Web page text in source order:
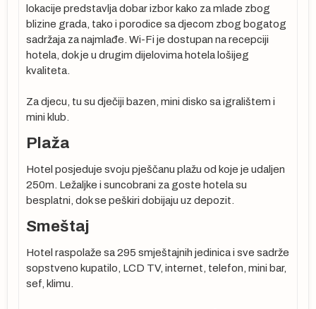
lokacije predstavlja dobar izbor kako za mlade zbog
blizine grada, tako i porodice sa djecom zbog bogatog
sadržaja za najmlađe. Wi-Fi je dostupan na recepciji
hotela, dok je u drugim dijelovima hotela lošijeg
kvaliteta.
Za djecu, tu su dječiji bazen, mini disko sa igralištem i
mini klub.
Plaža
Hotel posjeduje svoju pješčanu plažu od koje je udaljen
250m. Ležaljke i suncobrani za goste hotela su
besplatni, dok se peškiri dobijaju uz depozit.
Smeštaj
Hotel raspolaže sa 295 smještajnih jedinica i sve sadrže
sopstveno kupatilo, LCD TV, internet, telefon, mini bar,
sef, klimu.